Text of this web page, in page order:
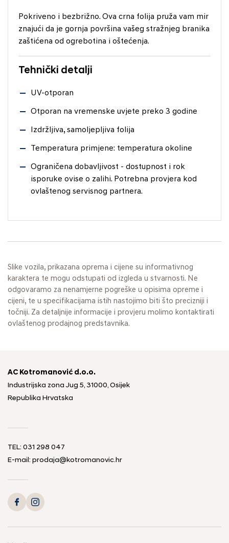
Pokriveno i bezbrižno. Ova crna folija pruža vam mir
znajući da je gornja površina vašeg stražnjeg branika
zaštićena od ogrebotina i oštećenja.
Tehnički detalji
UV-otporan
Otporan na vremenske uvjete preko 3 godine
Izdržljiva, samoljepljiva folija
Temperatura primjene: temperatura okoline
Ograničena dobavljivost - dostupnost i rok
isporuke ovise o zalihi. Potrebna provjera kod
ovlaštenog servisnog partnera.
Slike vozila, prikazana oprema i cijene su informativnog
karaktera te mogu odstupati od izgleda u stvarnosti. Ne
odgovaramo za nenamjerne pogreške u opisima opreme i
cijeni, te u specifikacijama istih nastojimo biti što precizniji i
točniji. Za detaljnije informacije i provjeru molimo kontaktirati
ovlaštenog prodajnog predstavnika.
AC Kotromanović d.o.o.
Industrijska zona Jug 5, 31000, Osijek
Republika Hrvatska
TEL: 031 298 047
E-mail: prodaja@kotromanovic.hr